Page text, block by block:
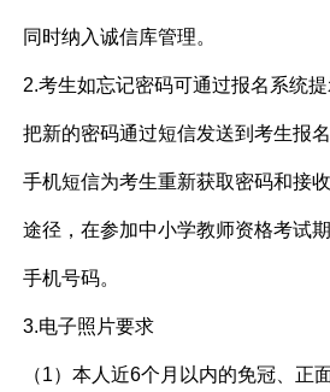
同时纳入诚信库管理。
2.考生如忘记密码可通过报名系统
把新的密码通过短信发送到考生报
手机短信为考生重新获取密码和接
途径，在参加中小学教师资格考试
手机号码。
3.电子照片要求
（1）本人近6个月以内的免冠、正